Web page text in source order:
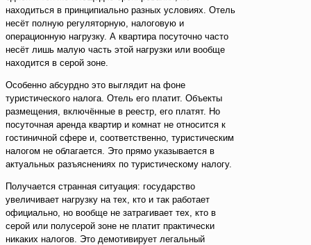
находиться в принципиально разных условиях. Отель
несёт полную регуляторную, налоговую и
операционную нагрузку. А квартира посуточно часто
несёт лишь малую часть этой нагрузки или вообще
находится в серой зоне.
Особенно абсурдно это выглядит на фоне
туристического налога. Отель его платит. Объекты
размещения, включённые в реестр, его платят. Но
посуточная аренда квартир и комнат не относится к
гостиничной сфере и, соответственно, туристическим
налогом не облагается. Это прямо указывается в
актуальных разъяснениях по туристическому налогу.
Получается странная ситуация: государство
увеличивает нагрузку на тех, кто и так работает
официально, но вообще не затрагивает тех, кто в
серой или полусерой зоне не платит практически
никаких налогов. Это демотивирует легальный